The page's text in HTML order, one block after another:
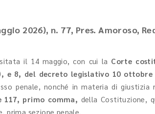
2026), n. 77, Pres. Amoroso,
il 14 maggio, con cui la Corte
e 8, del decreto legislativo 10 ottobre
penale, nonché in materia di
primo comma, della Costituzione,
prima sezione penale.